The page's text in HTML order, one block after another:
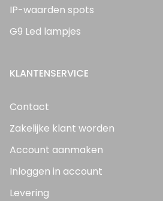
IP-waarden spots
G9 Led lampjes
KLANTENSERVICE
Contact
Zakelijke klant worden
Account aanmaken
Inloggen in account
Levering